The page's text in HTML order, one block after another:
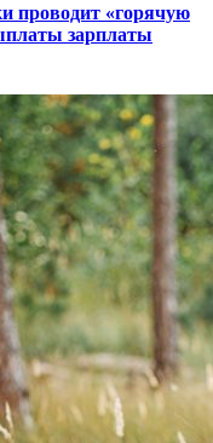
проводит «горячую
зарплаты